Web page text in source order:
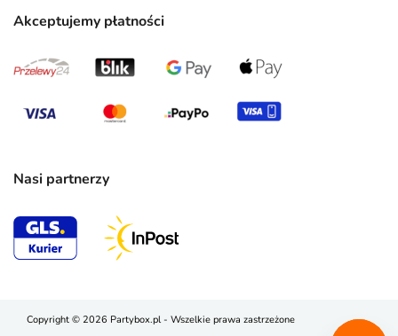
Akceptujemy płatności
Nasi partnerzy
Copyright © 2026 Partybox.pl - Wszelkie prawa zastrzeżone